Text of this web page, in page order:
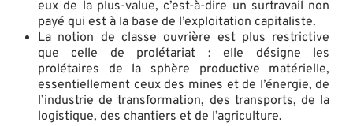
eux de la plus-value, c’est-à-dire un surtravail non
payé qui est à la base de l’exploitation capitaliste.
La notion de classe ouvrière est plus restrictive
que celle de prolétariat : elle désigne les
prolétaires de la sphère productive matérielle,
essentiellement ceux des mines et de l’énergie, de
l’industrie de transformation, des transports, de la
logistique, des chantiers et de l’agriculture.